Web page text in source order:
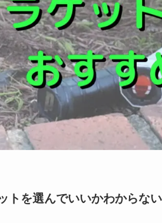
トを選んでいいかわからな